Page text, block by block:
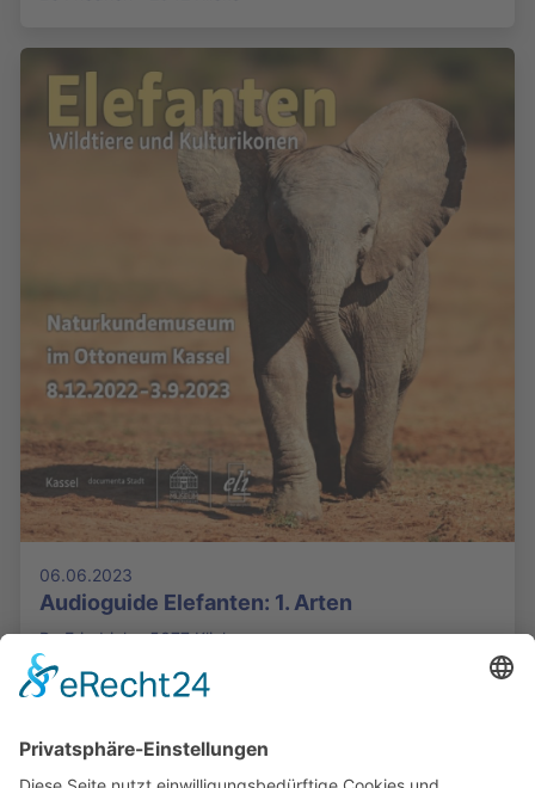
06.06.2023
Audioguide Elefanten: 1. Arten
Bo Friedrich - 5377 Klicks